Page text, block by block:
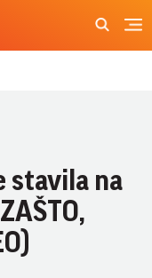
stavila na